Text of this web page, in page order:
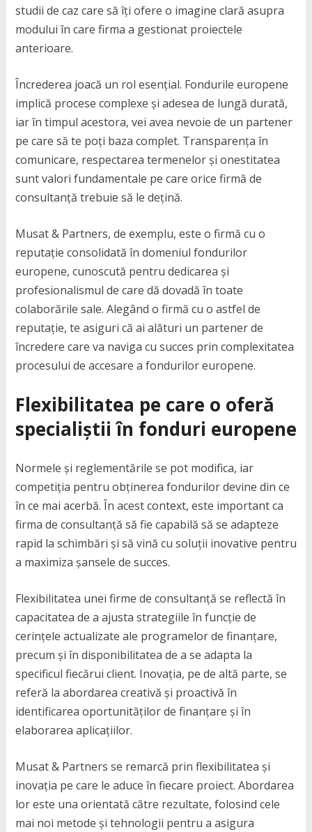
studii de caz care să îți ofere o imagine clară asupra
modului în care firma a gestionat proiectele
anterioare.
Încrederea joacă un rol esențial. Fondurile europene
implică procese complexe și adesea de lungă durată,
iar în timpul acestora, vei avea nevoie de un partener
pe care să te poți baza complet. Transparența în
comunicare, respectarea termenelor și onestitatea
sunt valori fundamentale pe care orice firmă de
consultanță trebuie să le dețină.
Musat & Partners, de exemplu, este o firmă cu o
reputație consolidată în domeniul fondurilor
europene, cunoscută pentru dedicarea și
profesionalismul de care dă dovadă în toate
colaborările sale. Alegând o firmă cu o astfel de
reputație, te asiguri că ai alături un partener de
încredere care va naviga cu succes prin complexitatea
procesului de accesare a fondurilor europene.
Flexibilitatea pe care o oferă
specialiștii în fonduri europene
Normele și reglementările se pot modifica, iar
competiția pentru obținerea fondurilor devine din ce
în ce mai acerbă. În acest context, este important ca
firma de consultanță să fie capabilă să se adapteze
rapid la schimbări și să vină cu soluții inovative pentru
a maximiza șansele de succes.
Flexibilitatea unei firme de consultanță se reflectă în
capacitatea de a ajusta strategiile în funcție de
cerințele actualizate ale programelor de finanțare,
precum și în disponibilitatea de a se adapta la
specificul fiecărui client. Inovația, pe de altă parte, se
referă la abordarea creativă și proactivă în
identificarea oportunităților de finanțare și în
elaborarea aplicațiilor.
Musat & Partners se remarcă prin flexibilitatea și
inovația pe care le aduce în fiecare proiect. Abordarea
lor este una orientată către rezultate, folosind cele
mai noi metode și tehnologii pentru a asigura